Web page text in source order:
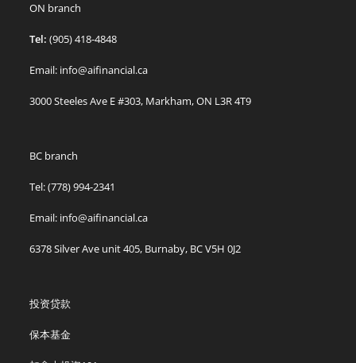
ON branch
Tel:(905) 418-4848
Email: info@aifinancial.ca
3000 Steeles Ave E #303, Markham, ON L3R 4T9
BC branch
Tel: (778) 994-2341
Email: info@aifinancial.ca
6378 Silver Ave unit 405, Burnaby, BC V5H 0J2
投资贷款
保本基金